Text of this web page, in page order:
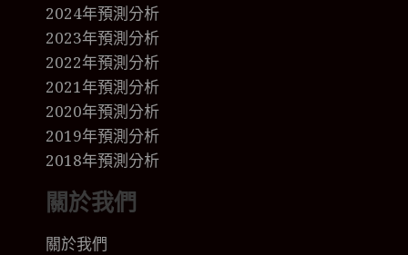
2024年預測分析
2023年預測分析
2022年預測分析
2021年預測分析
2020年預測分析
2019年預測分析
2018年預測分析
關於我們
關於我們